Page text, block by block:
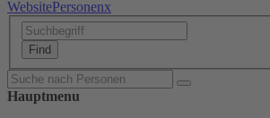
WebsitePersonenx
Hauptmenu